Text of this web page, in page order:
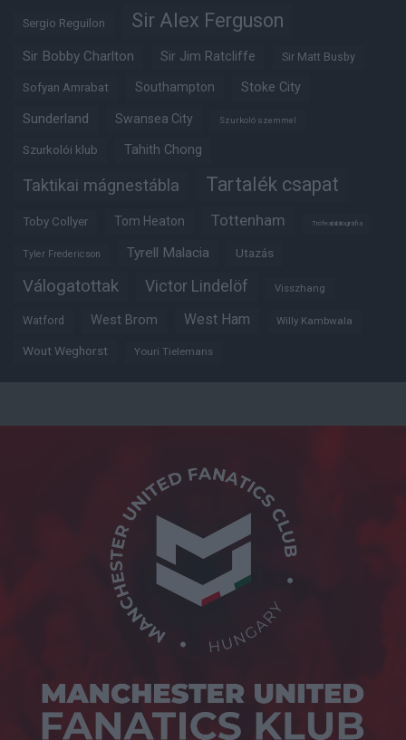
Sergio Reguilon Sir Alex Ferguson
Sir Bobby Charlton Sir Jim Ratcliffe Sir Matt Busby
Sofyan Amrabat Southampton Stoke City
Sunderland Swansea City Szurkoló szemmel
Szurkolói klub Tahith Chong
Taktikai mágnestábla Tartalék csapat
Toby Collyer Tom Heaton Tottenham Trófeabibliográfia
Tyler Fredericson Tyrell Malacia Utazás
Válogatottak Victor Lindelöf Visszhang
Watford West Brom West Ham Willy Kambwala
Wout Weghorst Youri Tielemans